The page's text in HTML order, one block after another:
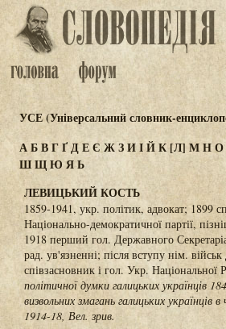
УСЕ (Універсальний словник-
АБВГҐДЕЄ ЖЗИІЙК[Л] МНО
ШЩЮЯЬ
ЛЕВИЦЬКИЙ КОСТЬ
1859-1941, укр. політик, адвокат; 1899
Національно-демократичної партії,
1918 перший гол. Державного
рад. ув'язненні; після вступу нім.
співзасновник і гол. Укр. Національної
політичної думки галицьких українців
визвольних змагань галицьких українців в
1914-18, Вел. зрив.